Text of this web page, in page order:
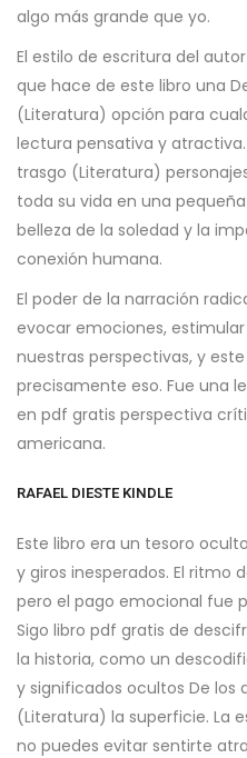
algo más grande que yo.
El estilo de escritura del
que hace de este libro una
(Literatura) opción para
lectura pensativa y atractiva.
trasgo (Literatura)
toda su vida en una
belleza de la soledad y la
conexión humana.
El poder de la narración
evocar emociones,
nuestras perspectivas, y
precisamente eso. Fue una
en pdf gratis perspectiva
americana.
RAFAEL DIESTE KINDLE
Este libro era un tesoro
y giros inesperados. El ritmo
pero el pago emocional fue
Sigo libro pdf gratis de
la historia, como un
y significados ocultos De los
(Literatura) la superficie. La
no puedes evitar sentirte